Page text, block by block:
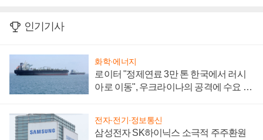
인기기사
화학·에너지
로이터 "정제연료 3만 톤 한국에서 러시
아로 이동", 우크라이나의 공격에 수요 늘
전자·전기·정보통신
삼성전자 SK하이닉스 소극적 주주환원